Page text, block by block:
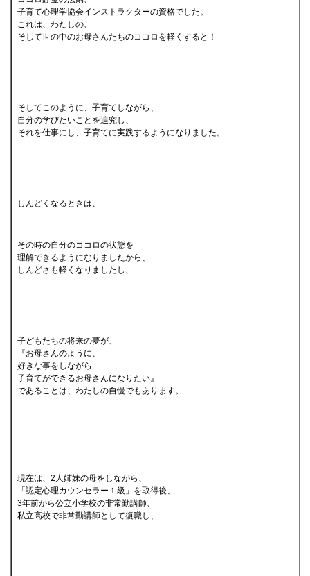
子育て心理学協会インストラクターの資格でした。
これは、わたしの、
そして世の中のお母さんたちのココロを軽くすると！
そしてこのように、子育てしながら、
自分の学びたいことを追究し、
それを仕事にし、子育てに実践するようになりました。
しんどくなるときは、
その時の自分のココロの状態を
理解できるようになりましたから、
しんどさも軽くなりましたし、
子どもたちの将来の夢が、
『お母さんのように、
好きな事をしながら
子育てができるお母さんになりたい』
であることは、わたしの自慢でもあります。
現在は、2人姉妹の母をしながら、
「認定心理カウンセラー１級」を取得後、
3年前から公立小学校の非常勤講師、
私立高校で非常勤講師として復職し、